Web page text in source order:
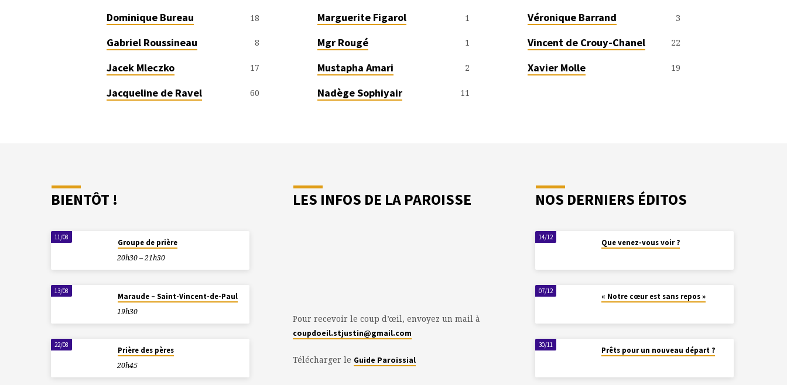
Dominique Bureau 18
Gabriel Roussineau 8
Jacek Mleczko 17
Jacqueline de Ravel 60
Marguerite Figarol 1
Mgr Rougé 1
Mustapha Amari 2
Nadège Sophiyair 11
Véronique Barrand 3
Vincent de Crouy-Chanel 22
Xavier Molle 19
BIENTÔT !
11/08
Groupe de prière
20h30 – 21h30
13/08
Maraude – Saint-Vincent-de-Paul
19h30
22/08
Prière des pères
20h45
LES INFOS DE LA PAROISSE
Pour recevoir le coup d’œil, envoyez un mail à
coupdoeil.stjustin@gmail.com
Télécharger le Guide Paroissial
NOS DERNIERS ÉDITOS
14/12
Que venez-vous voir ?
07/12
« Notre cœur est sans repos »
30/11
Prêts pour un nouveau départ ?